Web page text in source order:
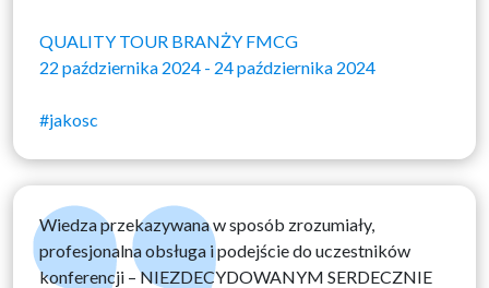
QUALITY TOUR BRANŻY FMCG
22 października 2024 - 24 października 2024
#jakosc
Wiedza przekazywana w sposób zrozumiały,
profesjonalna obsługa i podejście do uczestników
konferencji – NIEZDECYDOWANYM SERDECZNIE